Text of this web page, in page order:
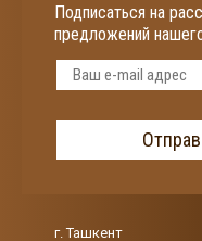
г. Ташкент
Подписаться на
предложений